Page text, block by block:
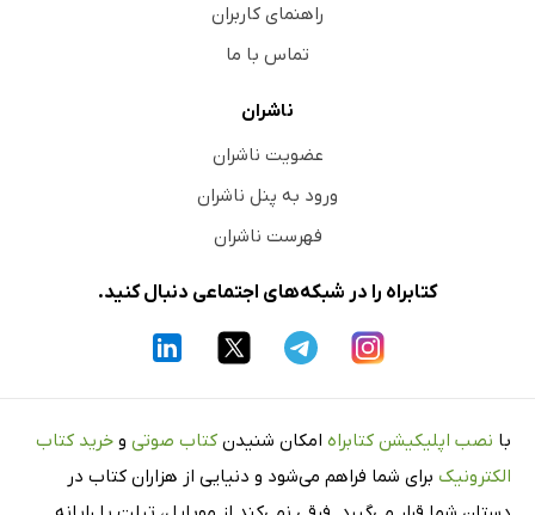
راهنمای کاربران
تماس با ما
ناشران
عضویت ناشران
ورود به پنل ناشران
فهرست ناشران
کتابراه را در شبکه‌های اجتماعی دنبال کنید.
با نصب اپلیکیشن کتابراه امکان شنیدن کتاب صوتی و خرید کتاب
الکترونیک برای شما فراهم می‌شود و دنیایی از هزاران کتاب در